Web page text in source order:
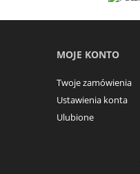
MOJE KONTO
Twoje zamówienia
Ustawienia konta
Ulubione